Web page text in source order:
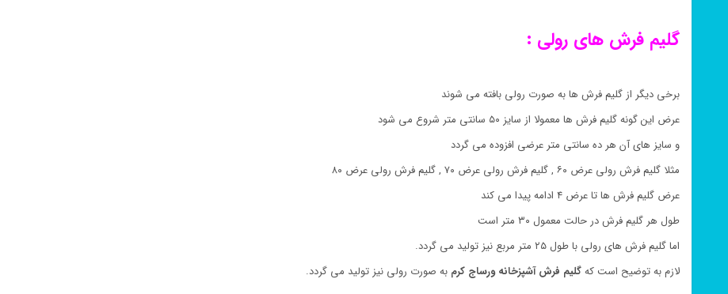
گلیم فرش های رولی :
برخی دیگر از گلیم فرش ها به صورت رولی بافته می شوند
عرض این گونه گلیم فرش ها معمولا از سایز ۵۰ سانتی متر شروع می شود
و سایز های آن هر ده سانتی متر عرضی افزوده می گردد
مثلا گلیم فرش رولی عرض ۶۰ , گلیم فرش رولی عرض ۷۰ , گلیم فرش رولی عرض ۸۰
عرض گلیم فرش ها تا عرض ۴ ادامه پیدا می کند
طول هر گلیم فرش در حالت معمول ۳۰ متر است
اما گلیم فرش های رولی با طول ۲۵ متر مربع نیز تولید می گردد.
لازم به توضیح است کهگلیم فرشآشپزخانه ورساج کرمبه صورت رولی نیز تولید می گردد.